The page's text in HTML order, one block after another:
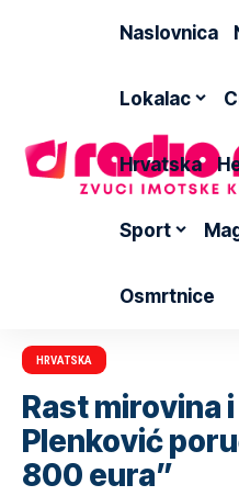
Naslovnica
Lokalac
Hrvatska
Sport
Osmrtnice
HRVATSKA
Rast mirovina
Plenković
800 eura”